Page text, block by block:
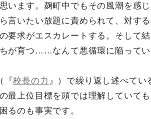
います。麹町中でもその風潮を感
言いたい放題に責められて、対す
要求がエスカレートする。そして
が育つ……なんて悪循環に陥ってい
『校長の力 』）で繰り返し述べてい
最上位目標を頭では理解していて
るのも事実です。